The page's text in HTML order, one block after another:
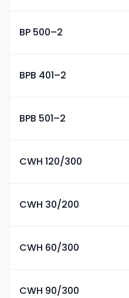
BP 500–2
BPB 401–2
BPB 501–2
CWH 120/300
CWH 30/200
CWH 60/300
CWH 90/300